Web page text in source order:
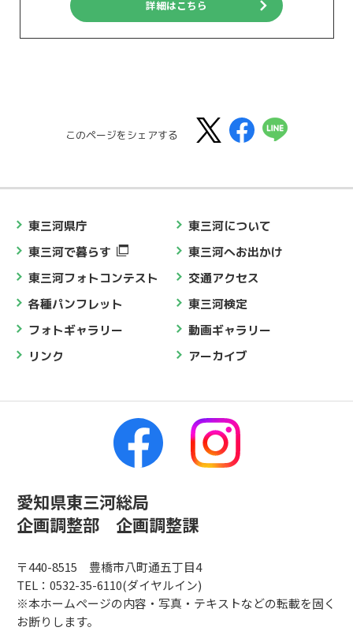
詳細はこちら
このページをシェアする
東三河県庁
東三河について
東三河で暮らす
東三河へお出かけ
東三河フォトコンテスト
交通アクセス
各種パンフレット
東三河検定
フォトギャラリー
動画ギャラリー
リンク
アーカイブ
愛知県東三河総局
企画調整部 企画調整課
〒440-8515 豊橋市八町通五丁目4
TEL：0532-35-6110(ダイヤルイン)
※本ホームページの内容・写真・テキストなどの転載を固く
お断りします。